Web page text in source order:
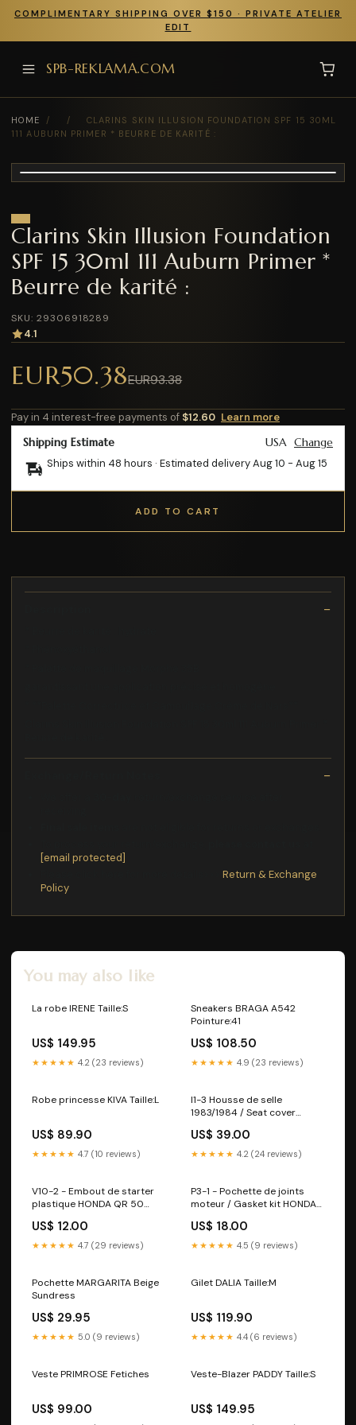
COMPLIMENTARY SHIPPING OVER $150 · PRIVATE ATELIER
EDIT
SPB-REKLAMA.COM
HOME / /
CLARINS SKIN ILLUSION FOUNDATION SPF 15 30ML
111 AUBURN PRIMER * BEURRE DE KARITÉ :
Clarins Skin Illusion Foundation
SPF 15 30ml 111 Auburn Primer *
Beurre de karité :
SKU: 29306918289
4.1
EUR50.38EUR93.38
Pay in 4 interest-free payments of $12.60 Learn more
Shipping Estimate USA Change
Ships within 48 hours · Estimated deliveryAug 10 - Aug 15
ADD TO CART
[email protected]
Return & Exchange
Policy
You may also like
La robe IRENE Taille:S
US$ 149.95
★★★★★ 4.2 (23 reviews)
Sneakers BRAGA A542
Pointure:41
US$ 108.50
★★★★★ 4.9 (23 reviews)
Robe princesse KIVA Taille:L
US$ 89.90
★★★★★ 4.7 (10 reviews)
I1-3 Housse de selle
1983/1984 / Seat cover
QR 50 interrupteur
US$ 39.00
★★★★★ 4.2 (24 reviews)
V10-2 - Embout de starter
plastique HONDA QR 50
US$ 12.00
★★★★★ 4.7 (29 reviews)
P3-1 - Pochette de joints
moteur / Gasket kit HONDA
US$ 18.00
★★★★★ 4.5 (9 reviews)
Pochette MARGARITA Beige
Sundress
US$ 29.95
★★★★★ 5.0 (9 reviews)
Gilet DALIA Taille:M
US$ 119.90
★★★★★ 4.4 (6 reviews)
Veste PRIMROSE Fetiches
US$ 99.00
Veste-Blazer PADDY Taille:S
US$ 149.95